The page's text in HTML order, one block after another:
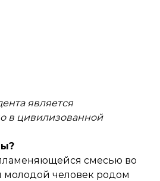
является
в цивилизованной
смесью во
молодой человек родом